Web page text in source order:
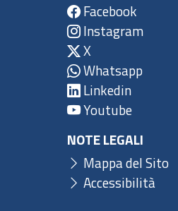
Facebook
Instagram
X
Whatsapp
Linkedin
Youtube
NOTE LEGALI
Mappa del Sito
Accessibilità